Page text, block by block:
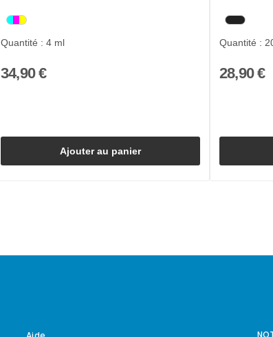
Quantité : 4 ml
34,90 €
Ajouter au panier
Quantité :
28,90 €